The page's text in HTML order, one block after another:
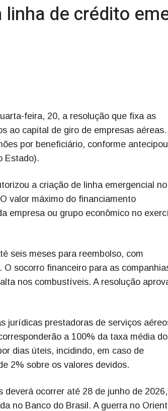
de crédito
feira, 20, a resolução que fixa as
ao capital de giro de empresas aéreas.
por beneficiário, conforme
Estado).
a criação de linha emergencial no
valor máximo do financiamento
empresa ou grupo econômico no
seis meses para reembolso, com
socorro financeiro para as
nos combustíveis. A resolução
jurídicas prestadoras de serviços
a 100% da taxa média
dias úteis, incidindo, em caso de
2% sobre os valores devidos.
ocorrer até 28 de junho de
no Banco do Brasil. A guerra no